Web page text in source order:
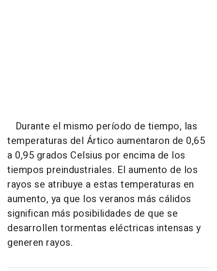
Durante el mismo período de tiempo, las
temperaturas del Ártico aumentaron de 0,65
a 0,95 grados Celsius por encima de los
tiempos preindustriales. El aumento de los
rayos se atribuye a estas temperaturas en
aumento, ya que los veranos más cálidos
significan más posibilidades de que se
desarrollen tormentas eléctricas intensas y
generen rayos.